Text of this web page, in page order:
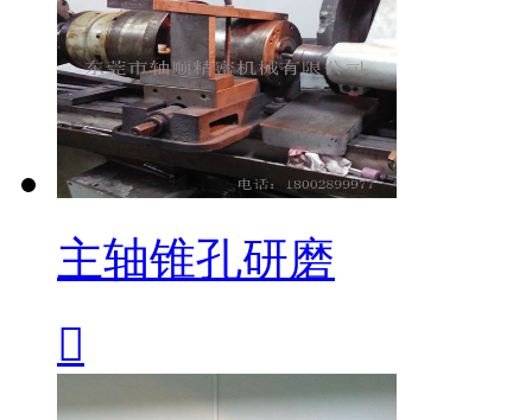
主轴锥孔研磨
